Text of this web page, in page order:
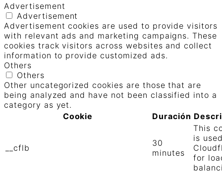
Advertisement
Advertisement
Advertisement cookies are used to provide visitors
with relevant ads and marketing campaigns. These
cookies track visitors across websites and collect
information to provide customized ads.
Others
Others
Other uncategorized cookies are those that are
being analyzed and have not been classified into a
category as yet.
Cookie
Duración
__cflb
30
minutes
This
is
for